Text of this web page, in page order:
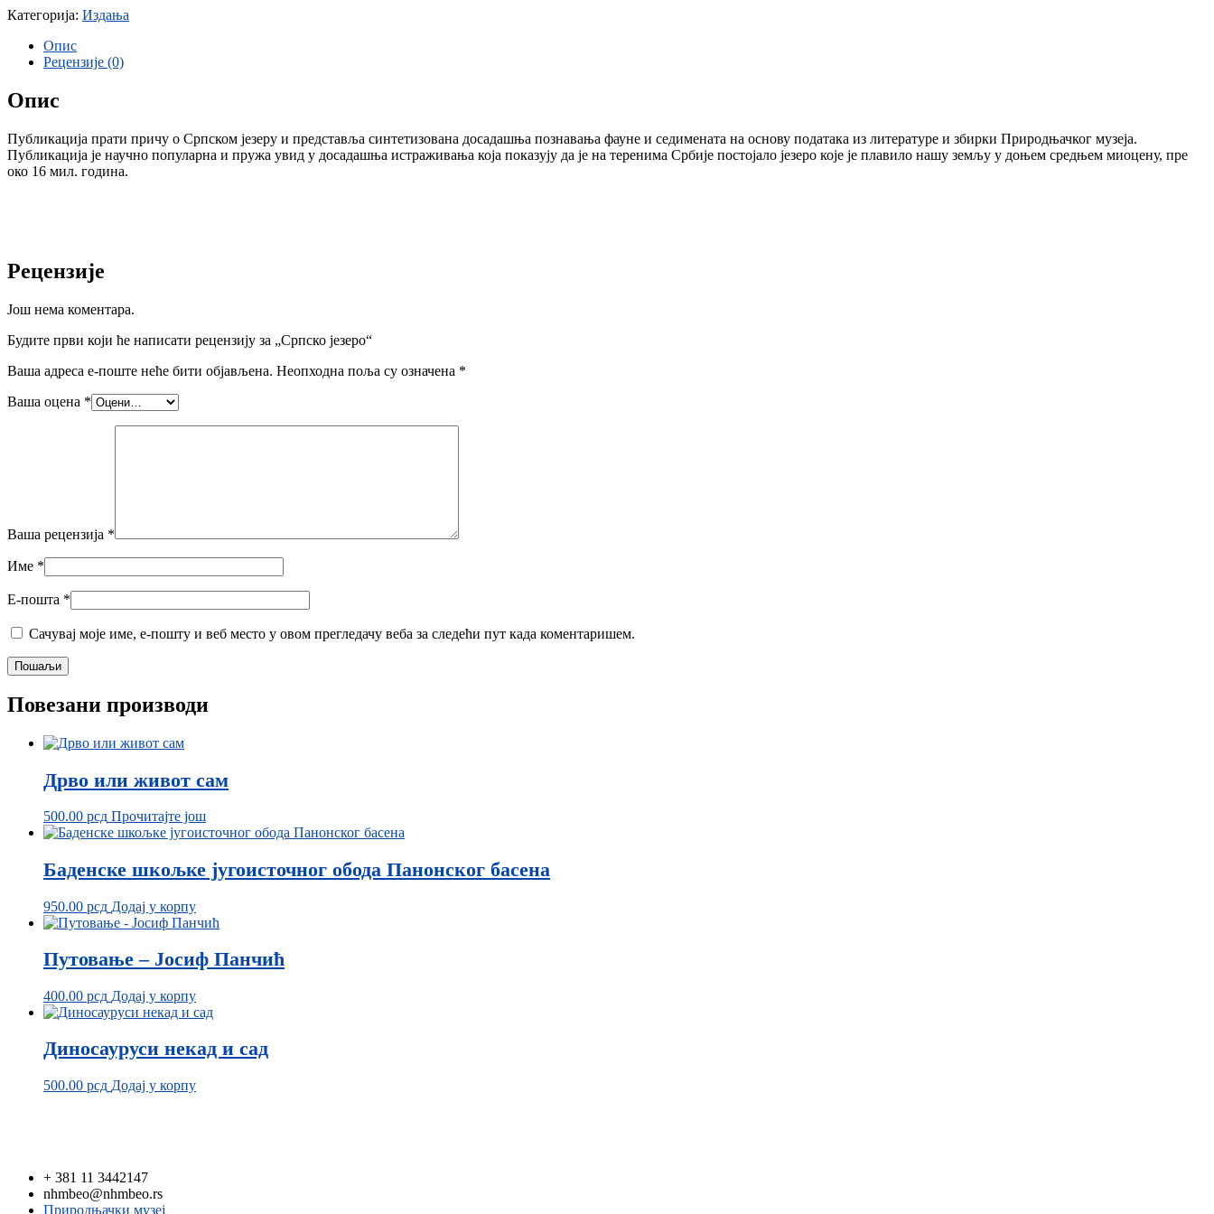
Категорија: Издања
Опис
Рецензије (0)
Опис
Публикација прати причу о Српском језеру и представља синтетизована досадашња познавања фауне и седимената на основу података из литературе и збирки Природњачког музеја.
Публикација је научно популарна и пружа увид у досадашња истраживања која показују да је на теренима Србије постојало језеро које је плавило нашу земљу у доњем средњем миоцену, пре
око 16 мил. година.
Рецензије
Још нема коментара.
Будите први који ће написати рецензију за „Српско језеро“
Ваша адреса е-поште неће бити објављена. Неопходна поља су означена *
Ваша оцена *
Ваша рецензија *
Име *
Е-пошта *
Сачувај моје име, е-пошту и веб место у овом прегледачу веба за следећи пут када коментаришем.
Повезани производи
Дрво или живот сам
500.00 рсд Прочитајте још
Баденске шкољке југоисточног обода Панонског басена
950.00 рсд Додај у корпу
Путовање – Јосиф Панчић
400.00 рсд Додај у корпу
Диносауруси некад и сад
500.00 рсд Додај у корпу
+ 381 11 3442147
nhmbeo@nhmbeo.rs
Природњачки музеј